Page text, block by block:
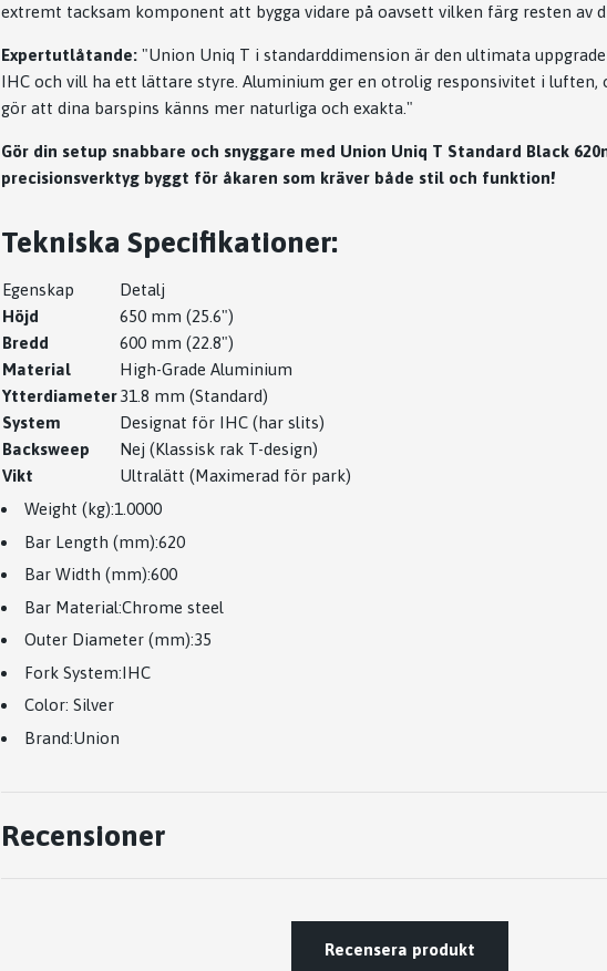
extremt tacksam komponent att bygga vidare på oavsett vilken färg resten av
Expertutlåtande: "Union Uniq T i standarddimension är den ultimata
IHC och vill ha ett lättare styre. Aluminium ger en otrolig responsivitet i luften,
gör att dina barspins känns mer naturliga och exakta."
Gör din setup snabbare och snyggare med Union Uniq T Standard Black
precisionsverktyg byggt för åkaren som kräver både stil och funktion!
Tekniska Specifikationer:
Egenskap
Detalj
Höjd
650 mm (25.6")
Bredd
600 mm (22.8")
Material
High-Grade Aluminium
Ytterdiameter31.8 mm (Standard)
System
Designat för IHC (har slits)
Backsweep
Nej (Klassisk rak T-design)
Vikt
Ultralätt (Maximerad för park)
Weight (kg):1.0000
Bar Length (mm):620
Bar Width (mm):600
Bar Material:Chrome steel
Outer Diameter (mm):35
Fork System:IHC
Color: Silver
Brand:Union
Recensioner
Recensera produkt